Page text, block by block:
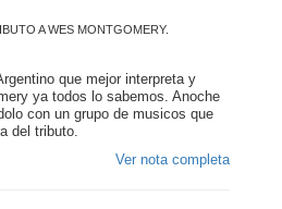
A WES MONTGOMERY.
que mejor interpreta y
ya todos lo sabemos. Anoche
con un grupo de musicos que
del tributo.
Ver nota completa